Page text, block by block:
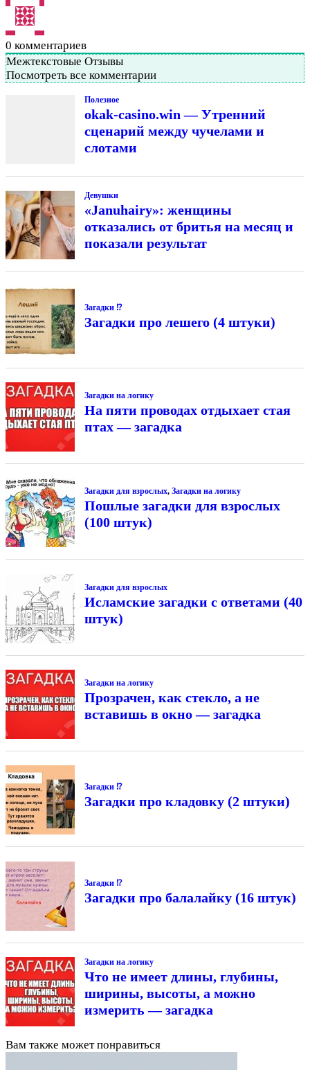
0 комментариев
Межтекстовые Отзывы
Посмотреть все комментарии
Полезное
okak-casino.win — Утренний
сценарий между чучелами и
слотами
Девушки
«Januhairy»: женщины
отказались от бритья на месяц и
показали результат
Загадки ⁉
Загадки про лешего (4 штуки)
Загадки на логику
На пяти проводах отдыхает стая
птах — загадка
Загадки для взрослых, Загадки на логику
Пошлые загадки для взрослых
(100 штук)
Загадки для взрослых
Исламские загадки с ответами (40
штук)
Загадки на логику
Прозрачен, как стекло, а не
вставишь в окно — загадка
Загадки ⁉
Загадки про кладовку (2 штуки)
Загадки ⁉
Загадки про балалайку (16 штук)
Загадки на логику
Что не имеет длины, глубины,
ширины, высоты, а можно
измерить — загадка
Вам также может понравиться